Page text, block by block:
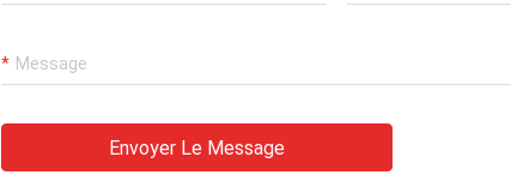
Andreas Sandvik
Envoyer Le Message